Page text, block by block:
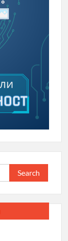
Search
for: